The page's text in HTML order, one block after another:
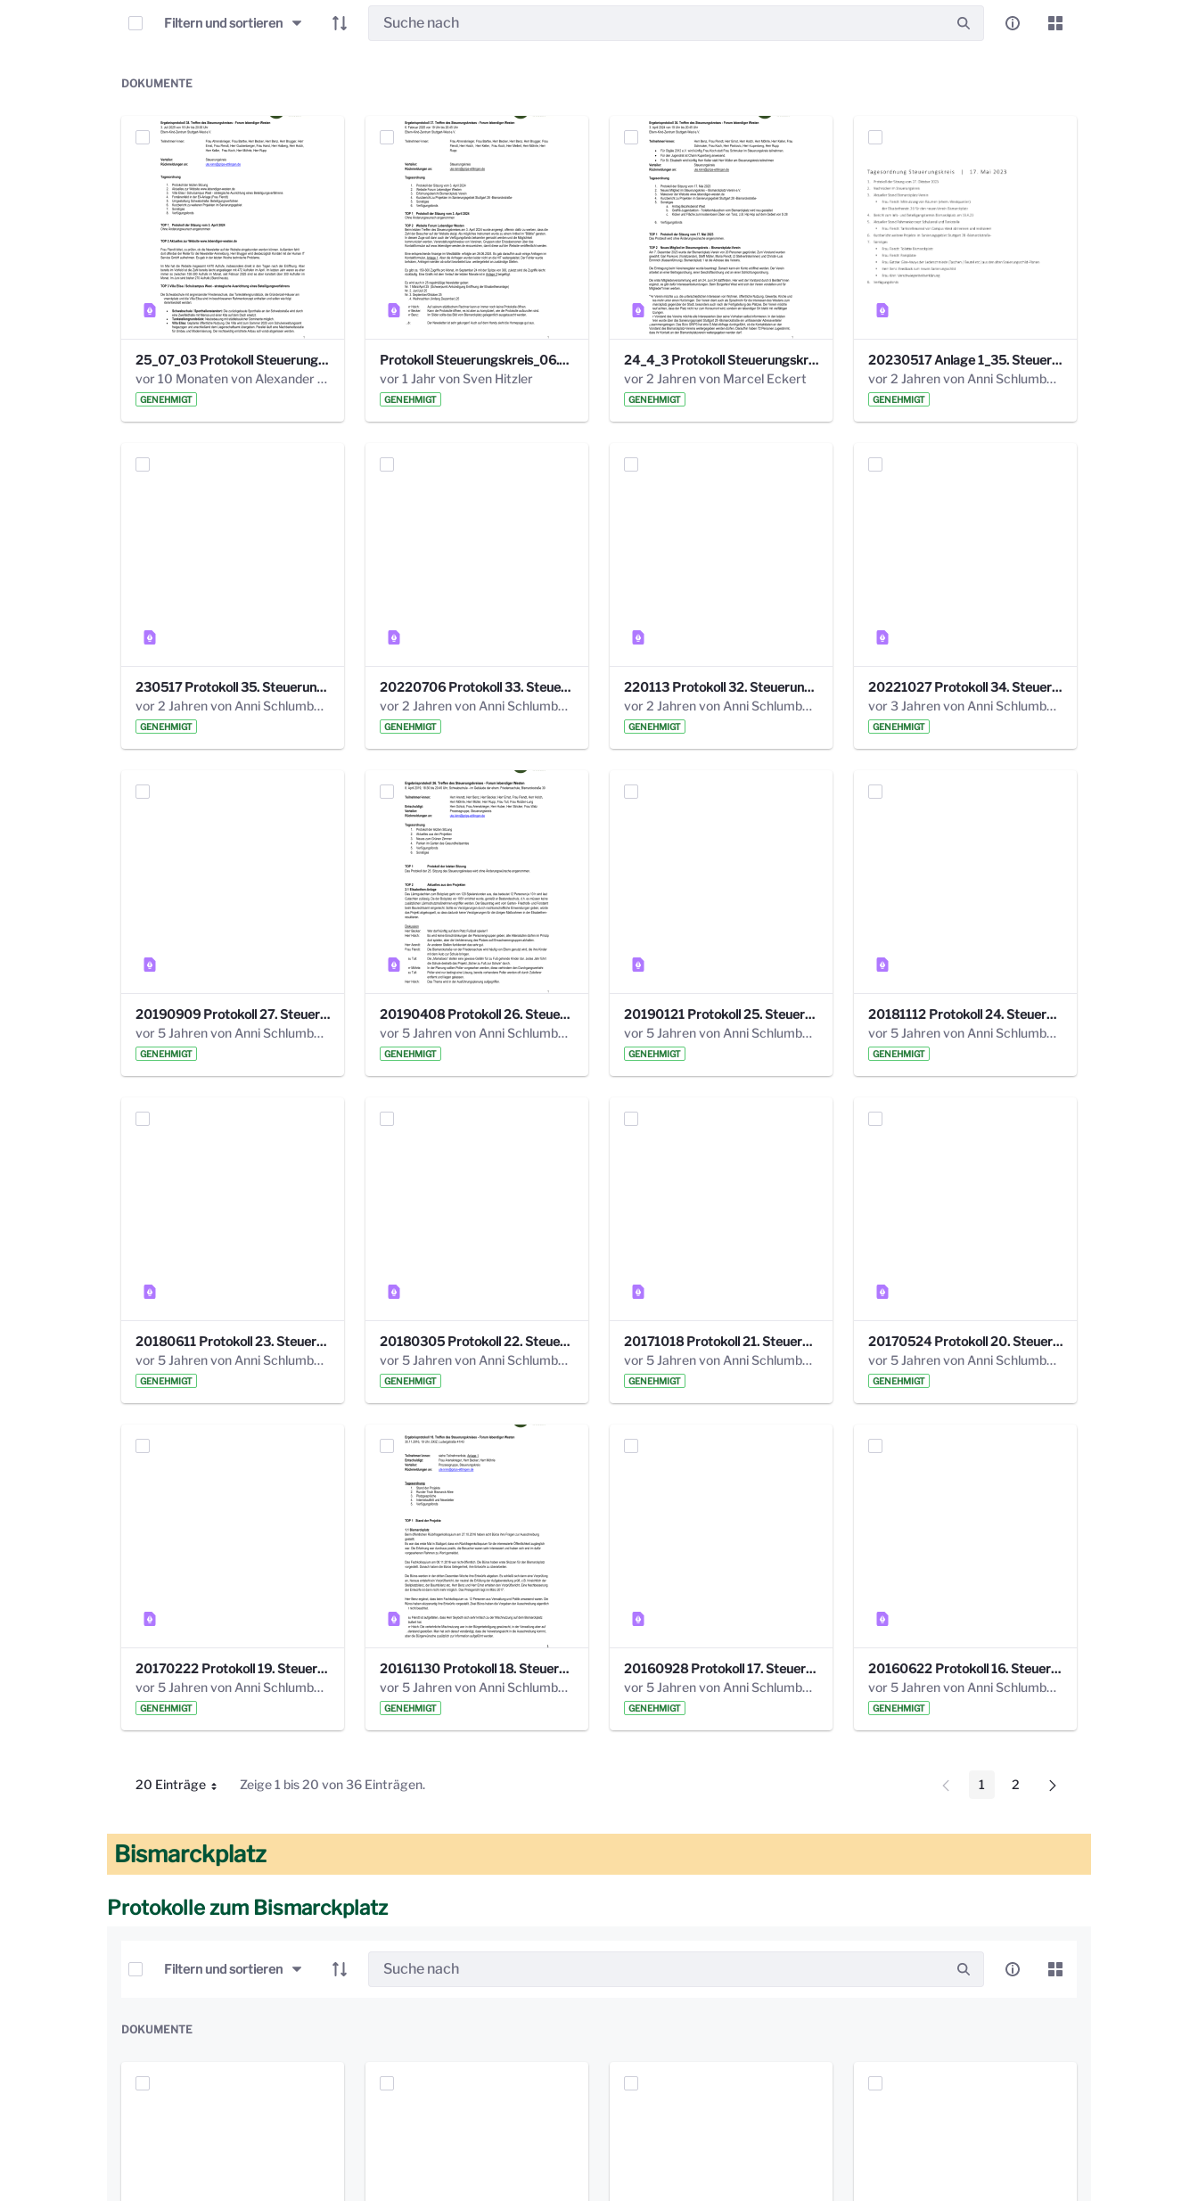
Elemente auswählen
Filtern und sortieren
DOKUMENTE
25_07_03 Protokoll Steuerungskreis.pdf
vor 10 Monaten von Alexander Orlowski
GENEHMIGT
Protokoll Steuerungskreis_06.02.2025 .pdf
vor 1 Jahr von Sven Hitzler
GENEHMIGT
24_4_3 Protokoll Steuerungskreis.pdf
vor 2 Jahren von Marcel Eckert
GENEHMIGT
20230517 Anlage 1_35. Steuerungskreis.pdf
vor 2 Jahren von Anni Schlumberger
GENEHMIGT
230517 Protokoll 35. Steuerungskreis.pdf
vor 2 Jahren von Anni Schlumberger
GENEHMIGT
20220706 Protokoll 33. Steuerungskreis.pdf
vor 2 Jahren von Anni Schlumberger
GENEHMIGT
220113 Protokoll 32. Steuerungskreis.pdf
vor 2 Jahren von Anni Schlumberger
GENEHMIGT
20221027 Protokoll 34. Steuerungskreis.pdf
vor 3 Jahren von Anni Schlumberger
GENEHMIGT
20190909 Protokoll 27. Steuerungskreis.pdf
vor 5 Jahren von Anni Schlumberger
GENEHMIGT
20190408 Protokoll 26. Steuerungskreis.pdf
vor 5 Jahren von Anni Schlumberger
GENEHMIGT
20190121 Protokoll 25. Steuerungskreis.pdf
vor 5 Jahren von Anni Schlumberger
GENEHMIGT
20181112 Protokoll 24. Steuerungskreis.pdf
vor 5 Jahren von Anni Schlumberger
GENEHMIGT
20180611 Protokoll 23. Steuerungskreis.pdf
vor 5 Jahren von Anni Schlumberger
GENEHMIGT
20180305 Protokoll 22. Steuerungskreis.pdf
vor 5 Jahren von Anni Schlumberger
GENEHMIGT
20171018 Protokoll 21. Steuerungskreis.pdf
vor 5 Jahren von Anni Schlumberger
GENEHMIGT
20170524 Protokoll 20. Steuerungskreis.pdf
vor 5 Jahren von Anni Schlumberger
GENEHMIGT
20170222 Protokoll 19. Steuerungskreis.pdf
vor 5 Jahren von Anni Schlumberger
GENEHMIGT
20161130 Protokoll 18. Steuerungskreis.pdf
vor 5 Jahren von Anni Schlumberger
GENEHMIGT
20160928 Protokoll 17. Steuerungskreis.pdf
vor 5 Jahren von Anni Schlumberger
GENEHMIGT
20160622 Protokoll 16. Steuerungskreis.pdf
vor 5 Jahren von Anni Schlumberger
GENEHMIGT
20 Einträge
Pro Seite Zeige 1 bis 20 von 36 Einträgen. Seite
1 Seite
2
Bismarckplatz
Protokolle zum Bismarckplatz
Elemente auswählen
Filtern und sortieren
DOKUMENTE